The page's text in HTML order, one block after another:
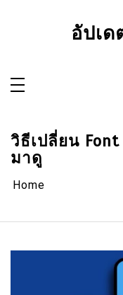
อัปเ
วิธีเปลี่ยน
มาดู
Home